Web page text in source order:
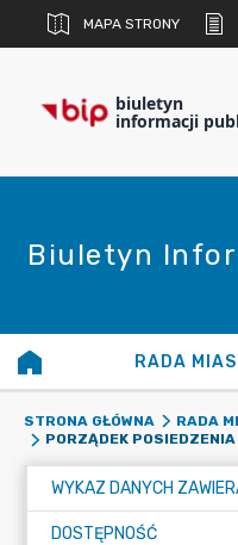
MAPA STRONY
biuletyn
informacji
Biuletyn
RADA
STRONA GŁÓWNA RADA
DOSTĘPNOŚĆ